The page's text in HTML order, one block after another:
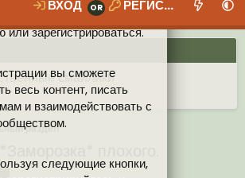
в систему под своей
или зарегистрироваться.
вы сможете
весь контент, писать
и взаимодействовать с
следующие кнопки,
ВХОД РЕГИСТРАЦИЯ
смайлики
от Ассистента
рейтинга (оценок) на форуме
раздел